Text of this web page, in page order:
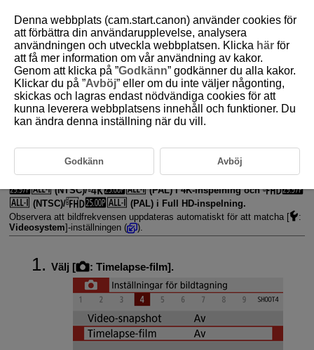
D101-101
Timelapse-filmer
Stillbilder som tagits i ett angivet intervall kan automatiskt sammanfogas
som växer, månens rörelser etc.
Timelapse-filmer spelas in i MP4-format med följande kvalitet:
(NTSC)/
(PAL) i 4K-inspelning och
(NTSC)/
(PAL) i Full HD-inspelning.
Observera att bildfrekvensen uppdateras automatiskt för att matcha [
:
Videosystem]-inställningen ( ).
Välj [ : Timelapse-film].
Denna webbplats (cam.start.canon) använder cookies för
att förbättra din användarupplevelse, analysera
användningen och utveckla webbplatsen. Klicka här för
att få mer information om vår användning av kakor.
Genom att klicka på ”Godkänn” godkänner du alla kakor.
Klickar du på ”Avböj” eller om du inte väljer någonting,
skickas och lagras endast nödvändiga cookies för att
kunna leverera webbplatsens innehåll och funktioner. Du
kan ändra denna inställning när du vill.
Godkänn Avböj